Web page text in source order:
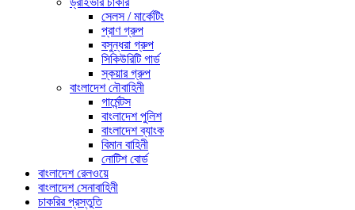
সেলস / মার্কেটিং
প্রাণ গ্রুপ
বসুন্ধরা গ্রুপ
সিকিউরিটি গার্ড
স্কয়ার গ্রুপ
বাংলাদেশ নৌবাহিনী
গার্মেন্টস
বাংলাদেশ পুলিশ
বাংলাদেশ ব্যাংক
বিমান বাহিনী
নোটিশ বোর্ড
বাংলাদেশ রেলওয়ে
বাংলাদেশ সেনাবাহিনী
চাকরির প্রস্তুতি